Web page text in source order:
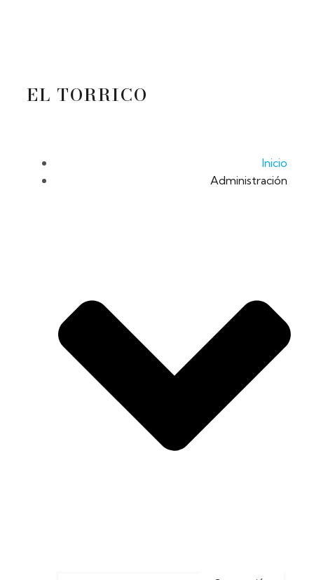
EL TORRICO
Inicio
Administración